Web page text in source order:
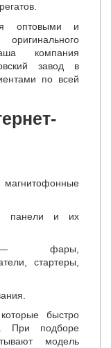
оптовыми и
компания
завод в
по всей
панели и их
— фары,
стартеры,
быстро
При подборе
модель